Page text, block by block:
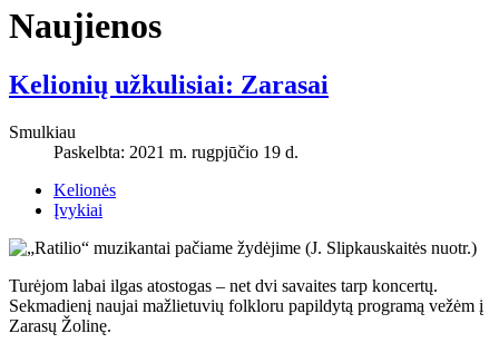
Naujienos
Kelionių užkulisiai: Zarasai
Smulkiau
Paskelbta: 2021 m. rugpjūčio 19 d.
Kelionės
Įvykiai
Turėjom labai ilgas atostogas – net dvi savaites tarp koncertų.
Sekmadienį naujai mažlietuvių folkloru papildytą programą vežėm į
Zarasų Žolinę.